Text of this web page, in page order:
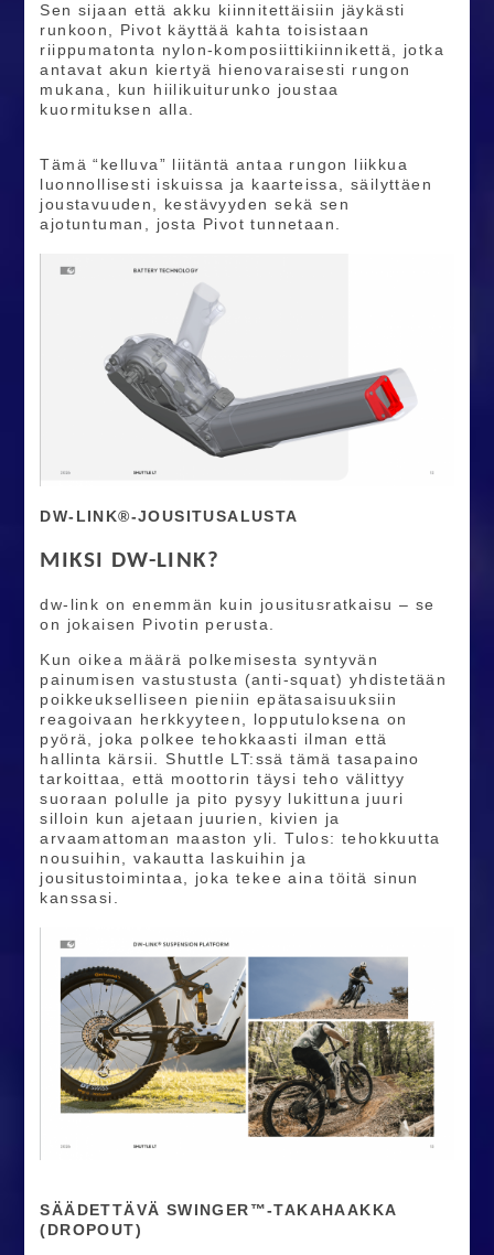
Sen sijaan että akku kiinnitettäisiin jäykästi
runkoon, Pivot käyttää kahta toisistaan
riippumatonta nylon-komposiittikiinnikettä, jotka
antavat akun kiertyä hienovaraisesti rungon
mukana, kun hiilikuiturunko joustaa
kuormituksen alla.
Tämä “kelluva” liitäntä antaa rungon liikkua
luonnollisesti iskuissa ja kaarteissa, säilyttäen
joustavuuden, kestävyyden sekä sen
ajotuntuman, josta Pivot tunnetaan.
DW-LINK®-JOUSITUSALUSTA
MIKSI DW-LINK?
dw-link on enemmän kuin jousitusratkaisu – se
on jokaisen Pivotin perusta.
Kun oikea määrä polkemisesta syntyvän
painumisen vastustusta (anti-squat) yhdistetään
poikkeukselliseen pieniin epätasaisuuksiin
reagoivaan herkkyyteen, lopputuloksena on
pyörä, joka polkee tehokkaasti ilman että
hallinta kärsii. Shuttle LT:ssä tämä tasapaino
tarkoittaa, että moottorin täysi teho välittyy
suoraan polulle ja pito pysyy lukittuna juuri
silloin kun ajetaan juurien, kivien ja
arvaamattoman maaston yli. Tulos: tehokkuutta
nousuihin, vakautta laskuihin ja
jousitustoimintaa, joka tekee aina töitä sinun
kanssasi.
SÄÄDETTÄVÄ SWINGER™-TAKAHAAKKA
(DROPOUT)